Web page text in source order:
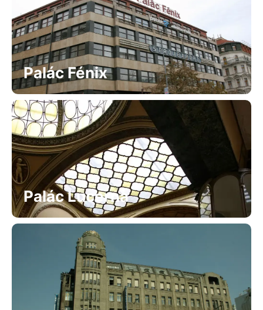
Palác Fénix
Palác Lucerna